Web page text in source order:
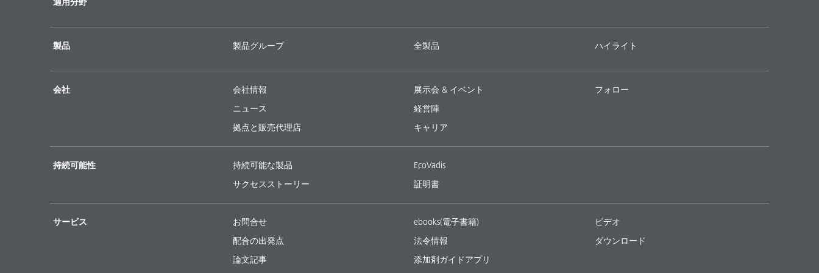
製品 製品グループ 全製品 ハイライト
会社
会社情報
ニュース
拠点と販売代理店
展示会 & イベント
経営陣
キャリア
フォロー
持続可能性
持続可能な製品
サクセスストーリー
EcoVadis
証明書
サービス
お問合せ
配合の出発点
論文記事
ebooks(電子書籍)
法令情報
添加剤ガイドアプリ
ビデオ
ダウンロード